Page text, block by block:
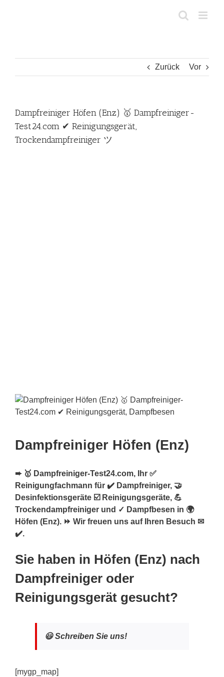
Zurück Vor
Dampfreiniger Höfen (Enz) 🥇 Dampfreiniger-
Test24.com ✔ Reinigungsgerät,
Trockendampfreiniger ツ
Dampfreiniger Höfen (Enz)
➨ 🥇 Dampfreiniger-Test24.com, Ihr ✅
Reinigungfachmann für ✔️ Dampfreiniger, 🤝
Desinfektionsgeräte ☑️ Reinigungsgeräte, 💪
Trockendampfreiniger und ✓ Dampfbesen in 🌍
Höfen (Enz). ⏩ Wir freuen uns auf Ihren Besuch ✉
✔️.
Sie haben in Höfen (Enz) nach
Dampfreiniger oder
Reinigungsgerät gesucht?
😃 Schreiben Sie uns!
[mygp_map]